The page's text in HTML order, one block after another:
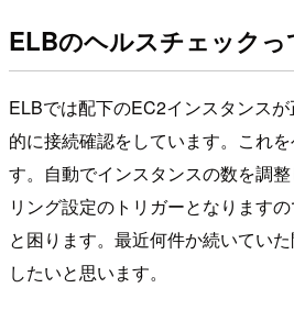
ELBのヘルスチェックっ
ELBでは配下のEC2インスタンス
的に接続確認をしています。これ
す。自動でインスタンスの数を調
リング設定のトリガーとなります
と困ります。最近何件か続いてい
したいと思います。